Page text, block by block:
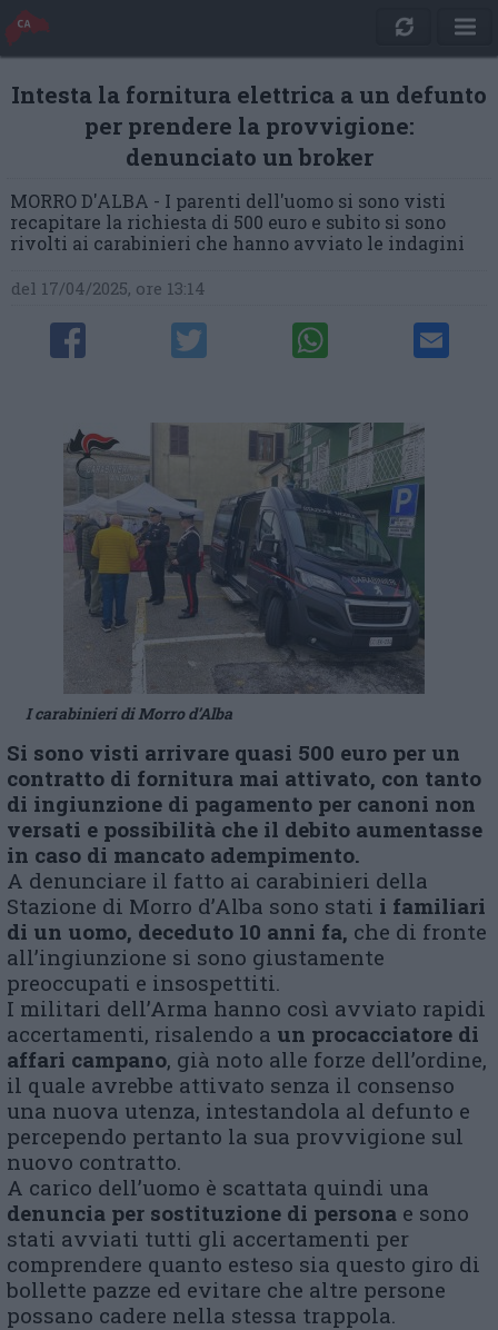
Intesta la fornitura elettrica a un defunto
per prendere la provvigione:
denunciato un broker
MORRO D'ALBA - I parenti dell'uomo si sono visti
recapitare la richiesta di 500 euro e subito si sono
rivolti ai carabinieri che hanno avviato le indagini
del 17/04/2025, ore 13:14
I carabinieri di Morro d’Alba
Si sono visti arrivare quasi 500 euro per un
contratto di fornitura mai attivato, con tanto
di ingiunzione di pagamento per canoni non
versati e possibilità che il debito aumentasse
in caso di mancato adempimento.
A denunciare il fatto ai carabinieri della
Stazione di Morro d’Alba sono stati i familiari
di un uomo, deceduto 10 anni fa, che di fronte
all’ingiunzione si sono giustamente
preoccupati e insospettiti.
I militari dell’Arma hanno così avviato rapidi
accertamenti, risalendo a un procacciatore di
affari campano, già noto alle forze dell’ordine,
il quale avrebbe attivato senza il consenso
una nuova utenza, intestandola al defunto e
percependo pertanto la sua provvigione sul
nuovo contratto.
A carico dell’uomo è scattata quindi una
denuncia per sostituzione di persona e sono
stati avviati tutti gli accertamenti per
comprendere quanto esteso sia questo giro di
bollette pazze ed evitare che altre persone
possano cadere nella stessa trappola.